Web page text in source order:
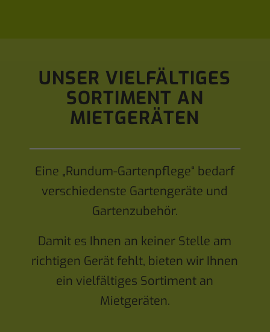
UNSER VIELFÄLTIGES
SORTIMENT AN
MIETGERÄTEN
Eine „Rundum-Gartenpflege“ bedarf
verschiedenste Gartengeräte und
Gartenzubehör.
Damit es Ihnen an keiner Stelle am
richtigen Gerät fehlt, bieten wir Ihnen
ein vielfältiges Sortiment an
Mietgeräten.